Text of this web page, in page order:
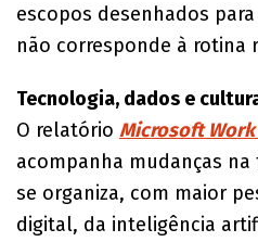
escopos desenhados
não corresponde à rotina
Tecnologia, dados e
O relatório Microsoft Work
acompanha mudanças
se organiza, com maior
digital, da inteligência